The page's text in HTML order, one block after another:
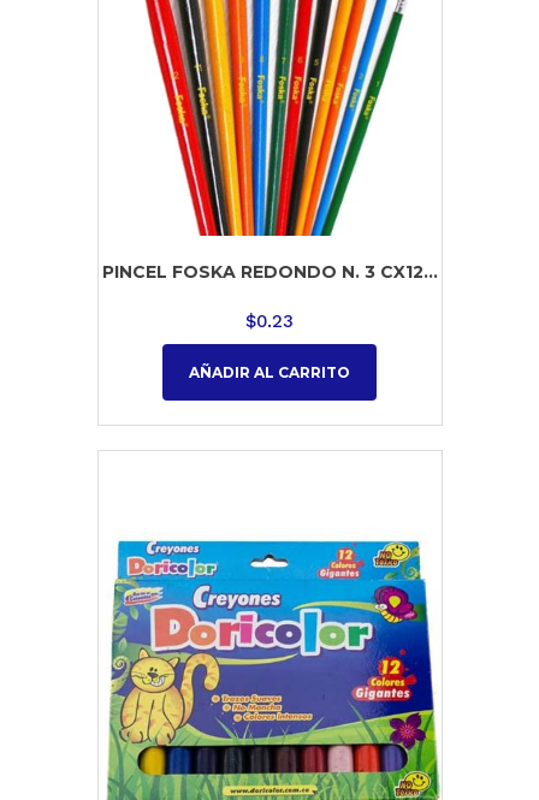
PINCEL FOSKA REDONDO N. 3 CX12...
$0.23
AÑADIR AL CARRITO